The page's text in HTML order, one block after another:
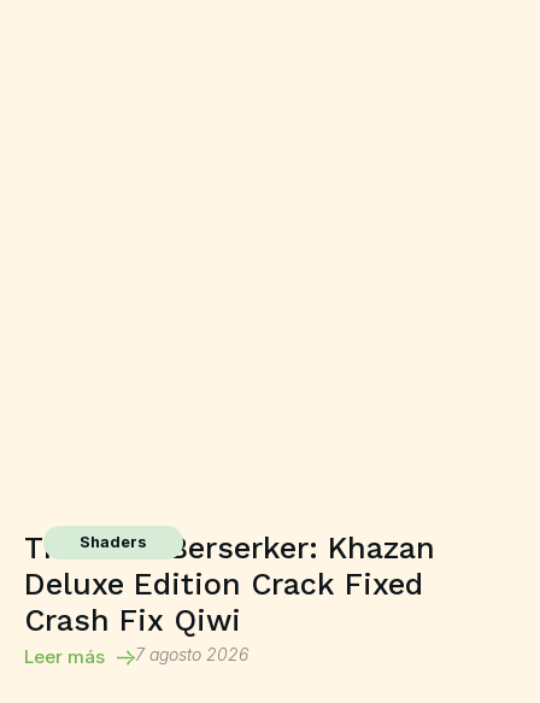
Shaders
The First Berserker: Khazan
Deluxe Edition Crack Fixed
Crash Fix Qiwi
Leer más 7 agosto 2026